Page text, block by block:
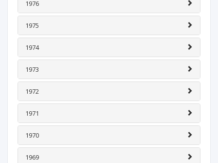
1976
1975
1974
1973
1972
1971
1970
1969